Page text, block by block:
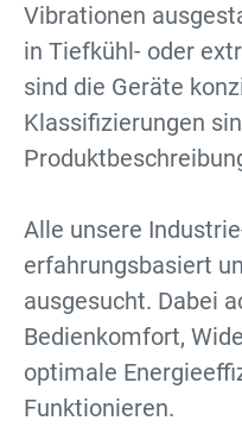
Vibrationen
in Tiefkühl- oder
sind die Geräte
Klassifizierungen
Alle unsere
erfahrungsbasiert
ausgesucht. Dabei
Bedienkomfort,
optimale
Funktionieren.